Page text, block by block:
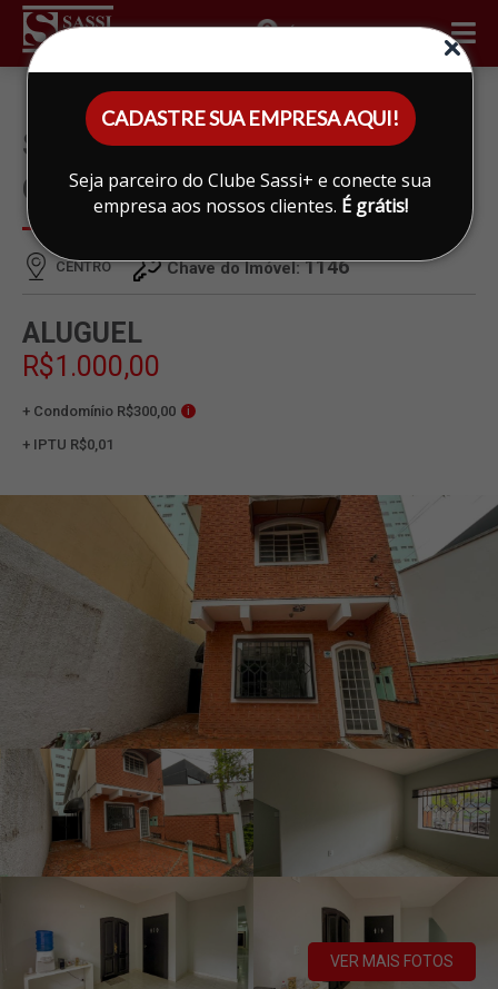
CADASTRE SUA EMPRESA AQUI!
Seja parceiro do Clube Sassi+ e conecte sua
empresa aos nossos clientes. É grátis!
ÁREA DO CLIENTE
SALA PARA ALUGAR EM
CENTRO, LIMEIRA
CENTRO Chave do Imóvel:1146
ALUGUEL
R$1.000,00
+ Condomínio R$300,00 i
+ IPTU R$0,01
VER MAIS FOTOS